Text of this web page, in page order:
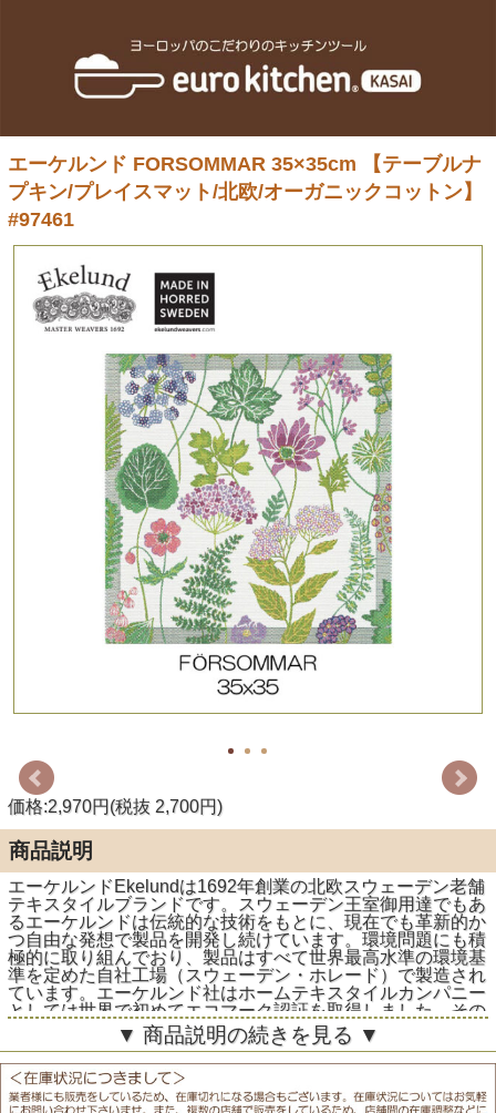
エーケルンド FORSOMMAR 35×35cm 【テーブルナ
プキン/プレイスマット/北欧/オーガニックコットン】
#97461
価格:2,970円(税抜 2,700円)
商品説明
エーケルンドEkelundは1692年創業の北欧スウェーデン老舗
テキスタイルブランドです。スウェーデン王室御用達でもあ
るエーケルンドは伝統的な技術をもとに、現在でも革新的か
つ自由な発想で製品を開発し続けています。環境問題にも積
極的に取り組んでおり、製品はすべて世界最高水準の環境基
準を定めた自社工場（スウェーデン・ホレード）で製造され
ています。エーケルンド社はホームテキスタイルカンパニー
としては世界で初めてエコマーク認証を取得しました。その
高い品質と美しいデザインは永く人々に愛されています。
▼ 商品説明の続きを見る ▼